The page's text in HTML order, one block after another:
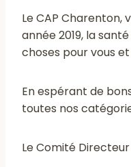
Le CAP Charenton,
année 2019, la
choses pour vous
En espérant de
toutes nos
Le Comité Directeur